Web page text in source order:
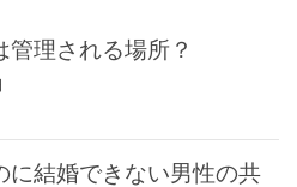
管理される場所？
に結婚できない男性の共